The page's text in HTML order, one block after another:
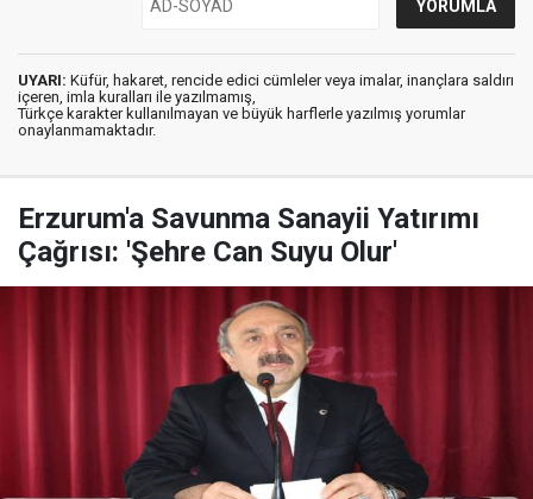
UYARI: Küfür, hakaret, rencide edici cümleler veya imalar, inançlara saldırı
içeren, imla kuralları ile yazılmamış,
Türkçe karakter kullanılmayan ve büyük harflerle yazılmış yorumlar
onaylanmamaktadır.
Erzurum'a Savunma Sanayii Yatırımı
Çağrısı: 'Şehre Can Suyu Olur'